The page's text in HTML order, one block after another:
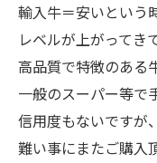
輸入牛＝安いという
レベルが上がってき
高品質で特徴のある
一般のスーパー等で
信用度もないですが
難い事にまたご購入